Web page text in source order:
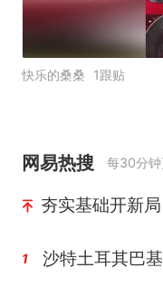
快乐的桑桑 1跟贴
网易热搜 每30分
夯实基础开新局
1